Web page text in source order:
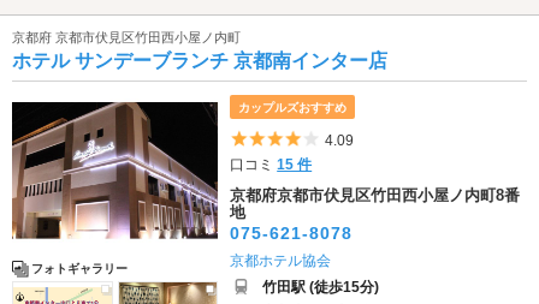
京都府 京都市伏見区竹田西小屋ノ内町
ホテル サンデーブランチ 京都南インター店
フォトギャラリー
カップルズおすすめ
5つ星のうち4
4.09
口コミ15 件
京都府京都市伏見区竹田西小屋ノ内町8番
地
075-621-8078
京都ホテル協会
竹田駅 (徒歩15分)